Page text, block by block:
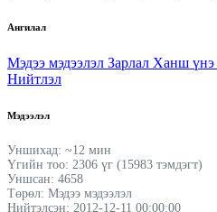
Ангилал
Мэдээ мэдээлэл Зарлал Ханш үнэ
Нийтлэл
Мэдээлэл
Уншихад: ~12 мин
Үгийн тоо: 2306 үг (15983 тэмдэгт)
Уншсан: 4658
Төрөл: Мэдээ мэдээлэл
Нийтэлсэн: 2012-12-11 00:00:00